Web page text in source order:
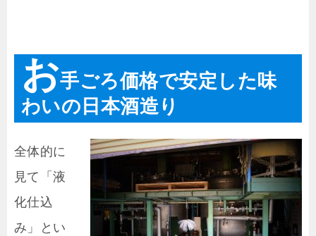
お手ごろ価格で安定した味
わいの日本酒造り
全体的に
見て「液
化仕込
み」とい